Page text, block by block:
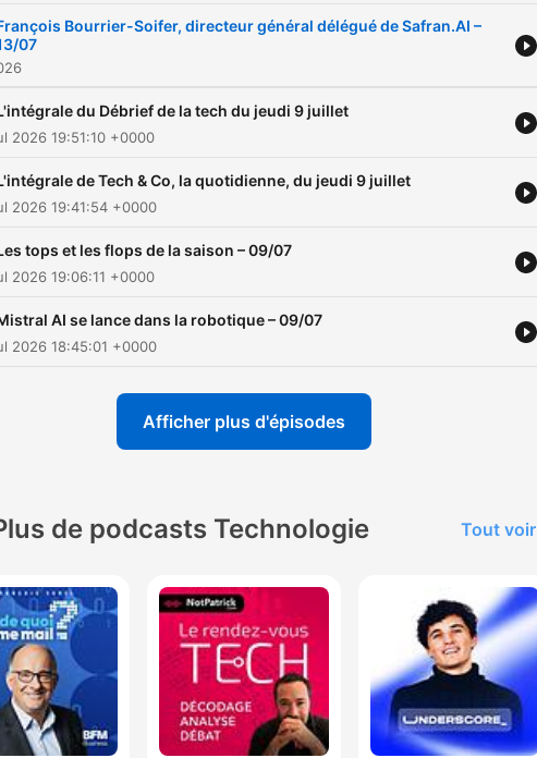
Bourrier-Soifer, directeur général délégué de Safran.AI –
07
du Débrief de la tech du jeudi 9 juillet
2026 19:51:10 +0000
de Tech & Co, la quotidienne, du jeudi 9 juillet
2026 19:41:54 +0000
tops et les flops de la saison – 09/07
2026 19:06:11 +0000
AI se lance dans la robotique – 09/07
2026 18:45:01 +0000
Afficher plus d'épisodes
de podcasts Technologie Tout voir